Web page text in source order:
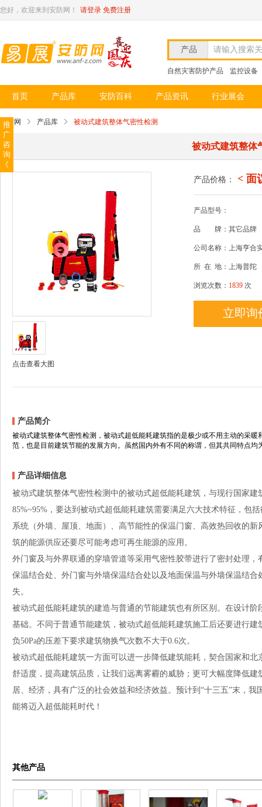
您好，欢迎来到安防网！ 请登录 免费注册
产品 请输入搜索
自然灾害防护产品 监控设备
首页 产品库 安防百科 产品资讯 行业展会
安防网 产品库 被动式建筑整体气密性检测
被动式建筑整体
点击查看大图
产品价格： < 面
产品型号：
品 牌：其它品牌
公司名称：上海亨合
所 在 地：上海普陀
浏览次数： 1839 次
立即询
产品简介
被动式建筑整体气密性检测，被动式超低能耗建筑指的是极少或不用主动的采
范，也是目前建筑节能的发展方向。虽然国内外有不同的称谓，但其共同特点均
产品详细信息
被动式建筑整体气密性检测中的被动式超低能耗建筑，与现行国家
85%~95%，要达到被动式超低能耗建筑需要满足六大技术特征，
系统（外墙、屋顶、地面）、高节能性的保温门窗、高效热回收的
筑的能源供应还要尽可能考虑可再生能源的应用。
外门窗及与外界联通的穿墙管道等采用气密性胶带进行了密封处理
保温结合处、外门窗与外墙保温结合处以及地面保温与外墙保温结
失。
被动式超低能耗建筑的建造与普通的节能建筑也有所区别。在设计
基础。不同于普通节能建筑，被动式超低能耗建筑施工后还要进行
负50Pa的压差下要求建筑物换气次数不大于0.6次。
被动式超低能耗建筑一方面可以进一步降低建筑能耗，契合国家和
舒适度，提高建筑品质，让我们远离雾霾的威胁；更可大幅度降低
居、经济，具有广泛的社会效益和经济效益。预计到“十三五”末，
能将迈入超低能耗时代！
其他产品
推
广
咨
询
《